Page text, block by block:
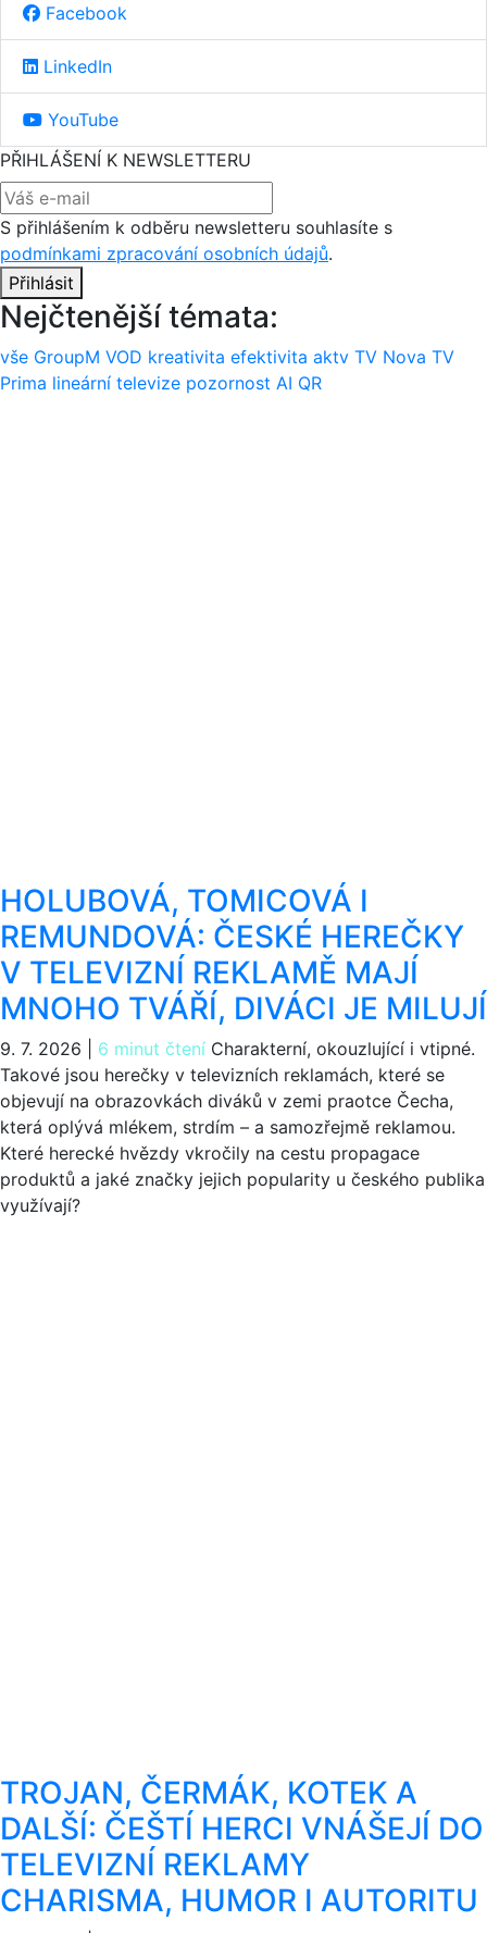
Facebook
LinkedIn
YouTube
PŘIHLÁŠENÍ K NEWSLETTERU
S přihlášením k odběru newsletteru souhlasíte s
podmínkami zpracování osobních údajů.
Přihlásit
Nejčtenější témata:
vše GroupM VOD kreativita efektivita aktv TV Nova TV
Prima lineární televize pozornost AI QR
HOLUBOVÁ, TOMICOVÁ I
REMUNDOVÁ: ČESKÉ HEREČKY
V TELEVIZNÍ REKLAMĚ MAJÍ
MNOHO TVÁŘÍ, DIVÁCI JE MILUJÍ
9. 7. 2026 6 minut čtení Charakterní, okouzlující i vtipné.
Takové jsou herečky v televizních reklamách, které se
objevují na obrazovkách diváků v zemi praotce Čecha,
která oplývá mlékem, strdím – a samozřejmě reklamou.
Které herecké hvězdy vkročily na cestu propagace
produktů a jaké značky jejich popularity u českého publika
využívají?
TROJAN, ČERMÁK, KOTEK A
DALŠÍ: ČEŠTÍ HERCI VNÁŠEJÍ DO
TELEVIZNÍ REKLAMY
CHARISMA, HUMOR I AUTORITU